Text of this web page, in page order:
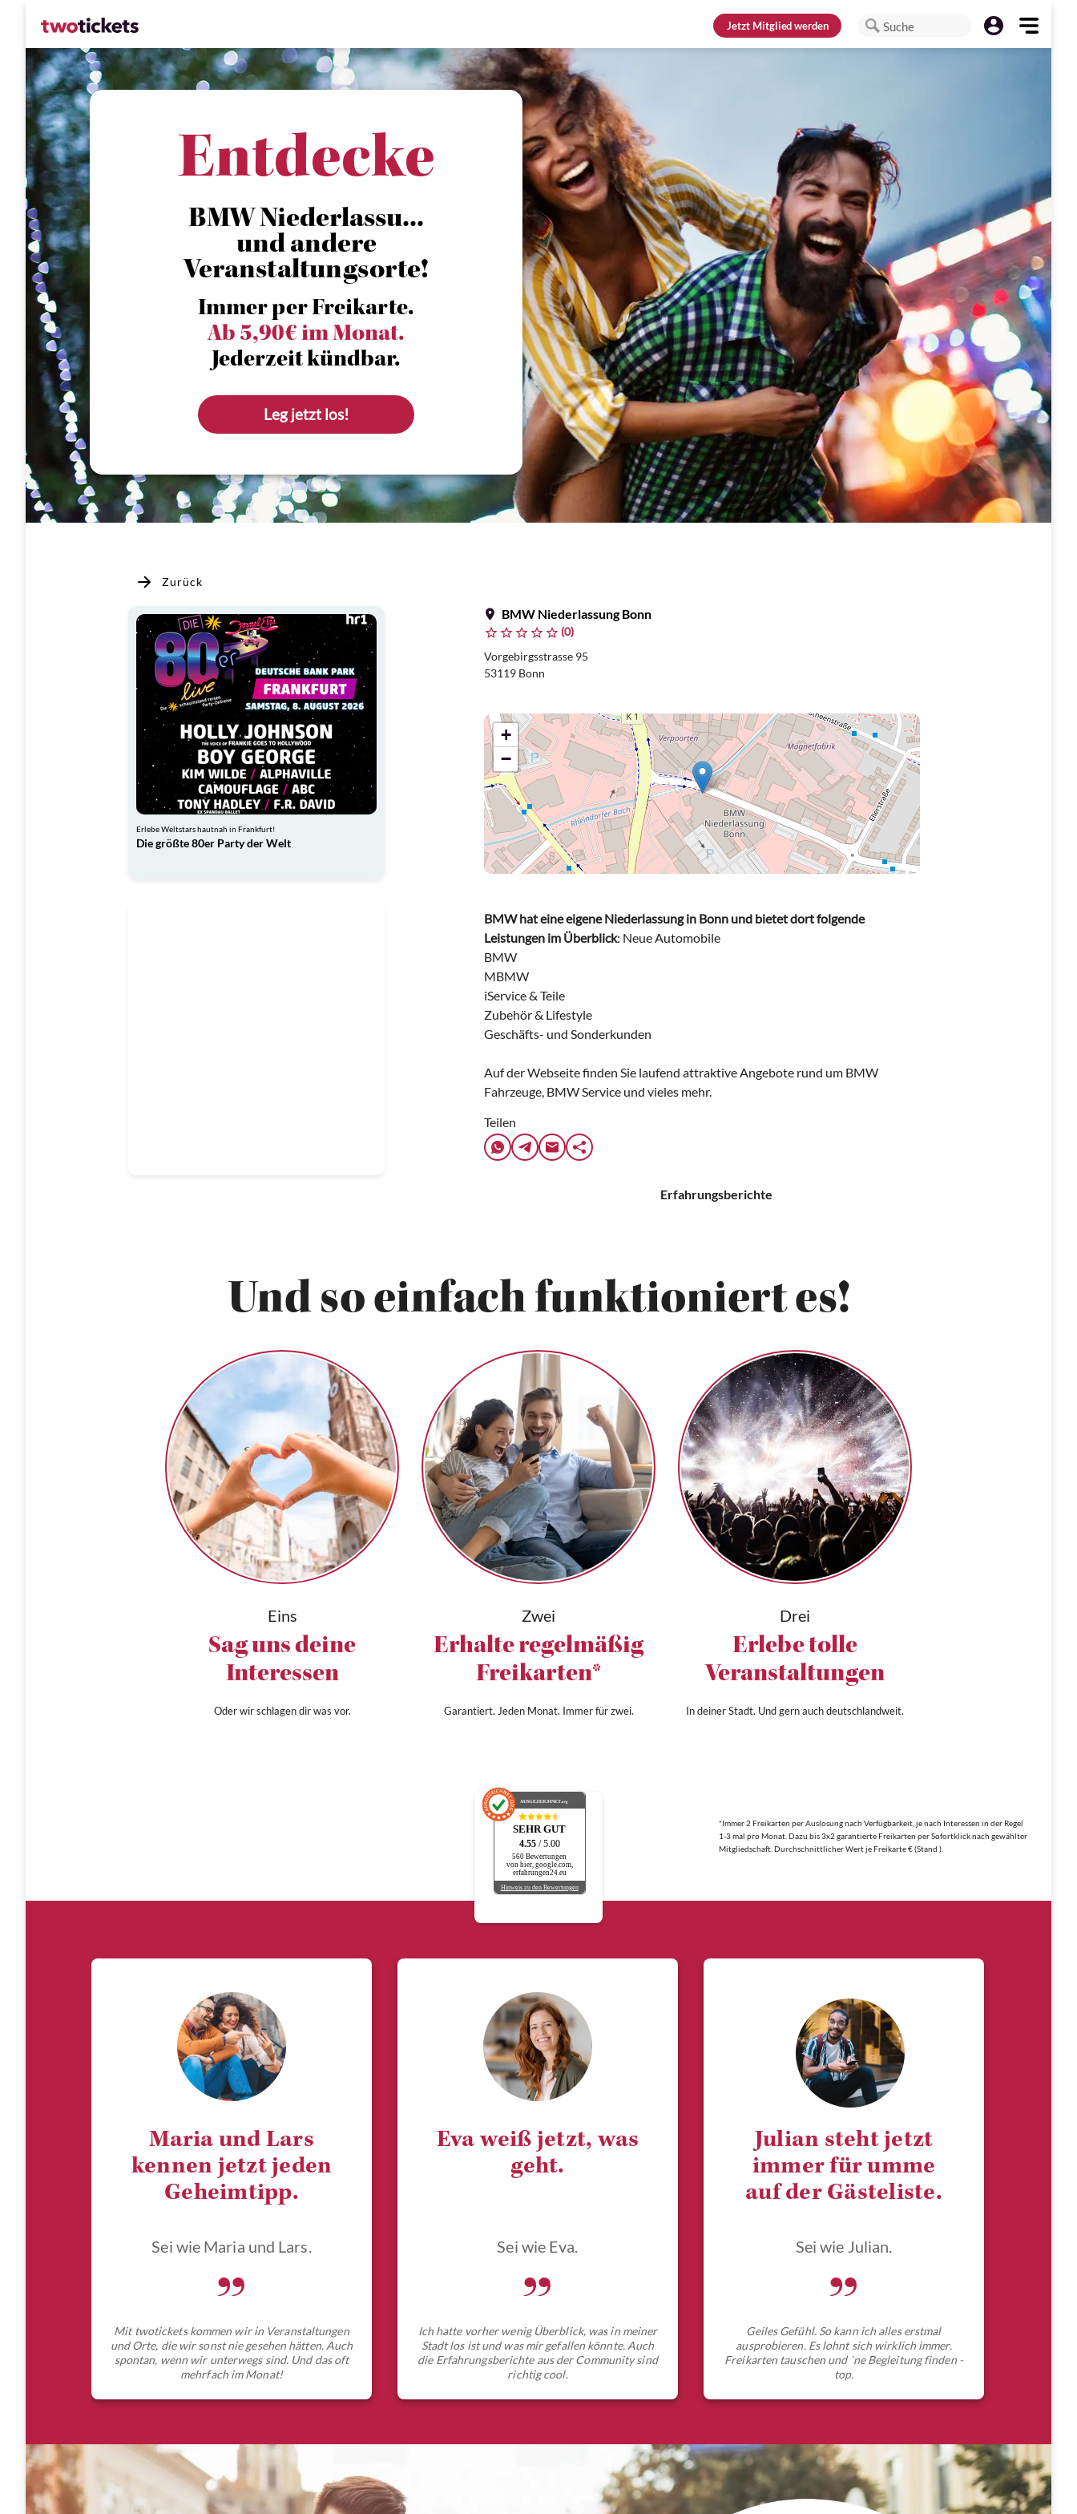
JetztMitglied werden Suche
Entdecke
BMW Niederlassu...
und andere
Veranstaltungsorte!
Immer per Freikarte.
Ab 5,90€ im Monat.
Jederzeit kündbar.
Leg jetzt los!
Zurück
Erlebe Weltstars hautnah in Frankfurt!
Die größte 80er Party der Welt
BMW Niederlassung Bonn
(0)
Vorgebirgsstrasse 95
53119 Bonn
+
−
BMW hat eine eigene Niederlassung in Bonn und bietet dort folgende
Leistungen im Überblick: Neue Automobile
BMW
MBMW
iService & Teile
Zubehör & Lifestyle
Geschäfts- und Sonderkunden
Auf der Webseite finden Sie laufend attraktive Angebote rund um BMW
Fahrzeuge, BMW Service und vieles mehr.
Teilen
Erfahrungsberichte
Und so einfach funktioniert es!
Eins
Sag uns deine
Interessen
Oder wir schlagen dir was vor.
Zwei
Erhalte regelmäßig
Freikarten*
Garantiert. Jeden Monat. Immer für zwei.
Drei
Erlebe tolle
Veranstaltungen
In deiner Stadt. Und gern auch deutschlandweit.
AUSGEZEICHNET.org
SEHR GUT
4.55 / 5.00
560 Bewertungen
von hier, google.com,
erfahrungen24.eu
Hinweis zu den Bewertungen
*Immer 2 Freikarten per Auslosung nach Verfügbarkeit, je nach Interessen in der Regel
1-3 mal pro Monat. Dazu bis 3x2 garantierte Freikarten per Sofortklick nach gewählter
Mitgliedschaft. Durchschnittlicher Wert je Freikarte € (Stand ).
Maria und Lars
kennen jetzt jeden
Geheimtipp.
Sei wie Maria und Lars.
„
Mit twotickets kommen wir in Veranstaltungen
und Orte, die wir sonst nie gesehen hätten. Auch
spontan, wenn wir unterwegs sind. Und das oft
mehrfach im Monat!
Eva weiß jetzt, was
geht.
Sei wie Eva.
„
Ich hatte vorher wenig Überblick, was in meiner
Stadt los ist und was mir gefallen könnte. Auch
die Erfahrungsberichte aus der Community sind
richtig cool.
Julian steht jetzt
immer für umme
auf der Gästeliste.
Sei wie Julian.
„
Geiles Gefühl. So kann ich alles erstmal
ausprobieren. Es lohnt sich wirklich immer.
Freikarten tauschen und `ne Begleitung finden -
top.